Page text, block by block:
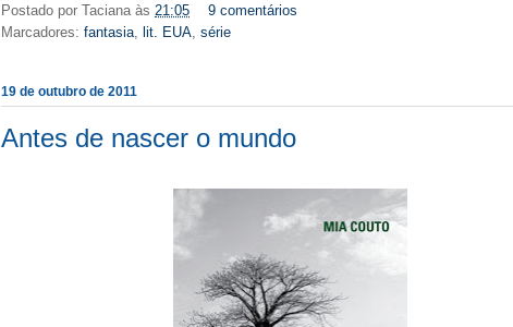
Postado por Taciana às 21:05
9 comentários
Marcadores: fantasia lit. EUA série
19 de outubro de 2011
Antes de nascer o mundo